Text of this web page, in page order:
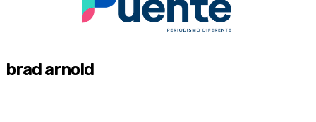
brad arnold